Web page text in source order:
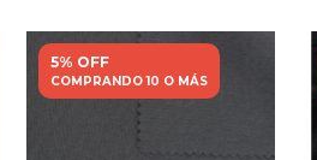
5% OFF
COMPRANDO 10 O MÁS